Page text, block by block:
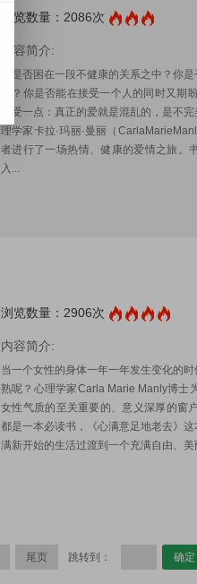
浏览数量：2086次
内容简介:
你是否困在一段不健康的关系之中？你
象？你是否能在接受一个人的同时又期
接受一点：真正的爱就是混乱的，是不
理学家卡拉·玛丽·曼丽（
者进行了一场热情、健康的爱情之旅。
入...
浏览数量：2906次
内容简介:
当一个女性的身体一年一年发生变化的
熟呢？心理学家Carla Marie Manly博士
女性气质的至关重要的、意义深厚的窗
都是一本必读书，《心满意足地老去》
满新开始的生活过渡到一个充满自由、美
尾页 跳转到：